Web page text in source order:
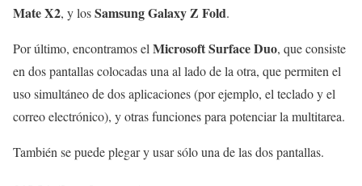
Mate X2, y losSamsung Galaxy Z Fold.
Por último, encontramos el Microsoft Surface Duo, que consiste
en dos pantallas colocadas una al lado de la otra, que permiten el
uso simultáneo de dos aplicaciones (por ejemplo, el teclado y el
correo electrónico), y otras funciones para potenciar la multitarea.
También se puede plegar y usar sólo una de las dos pantallas.